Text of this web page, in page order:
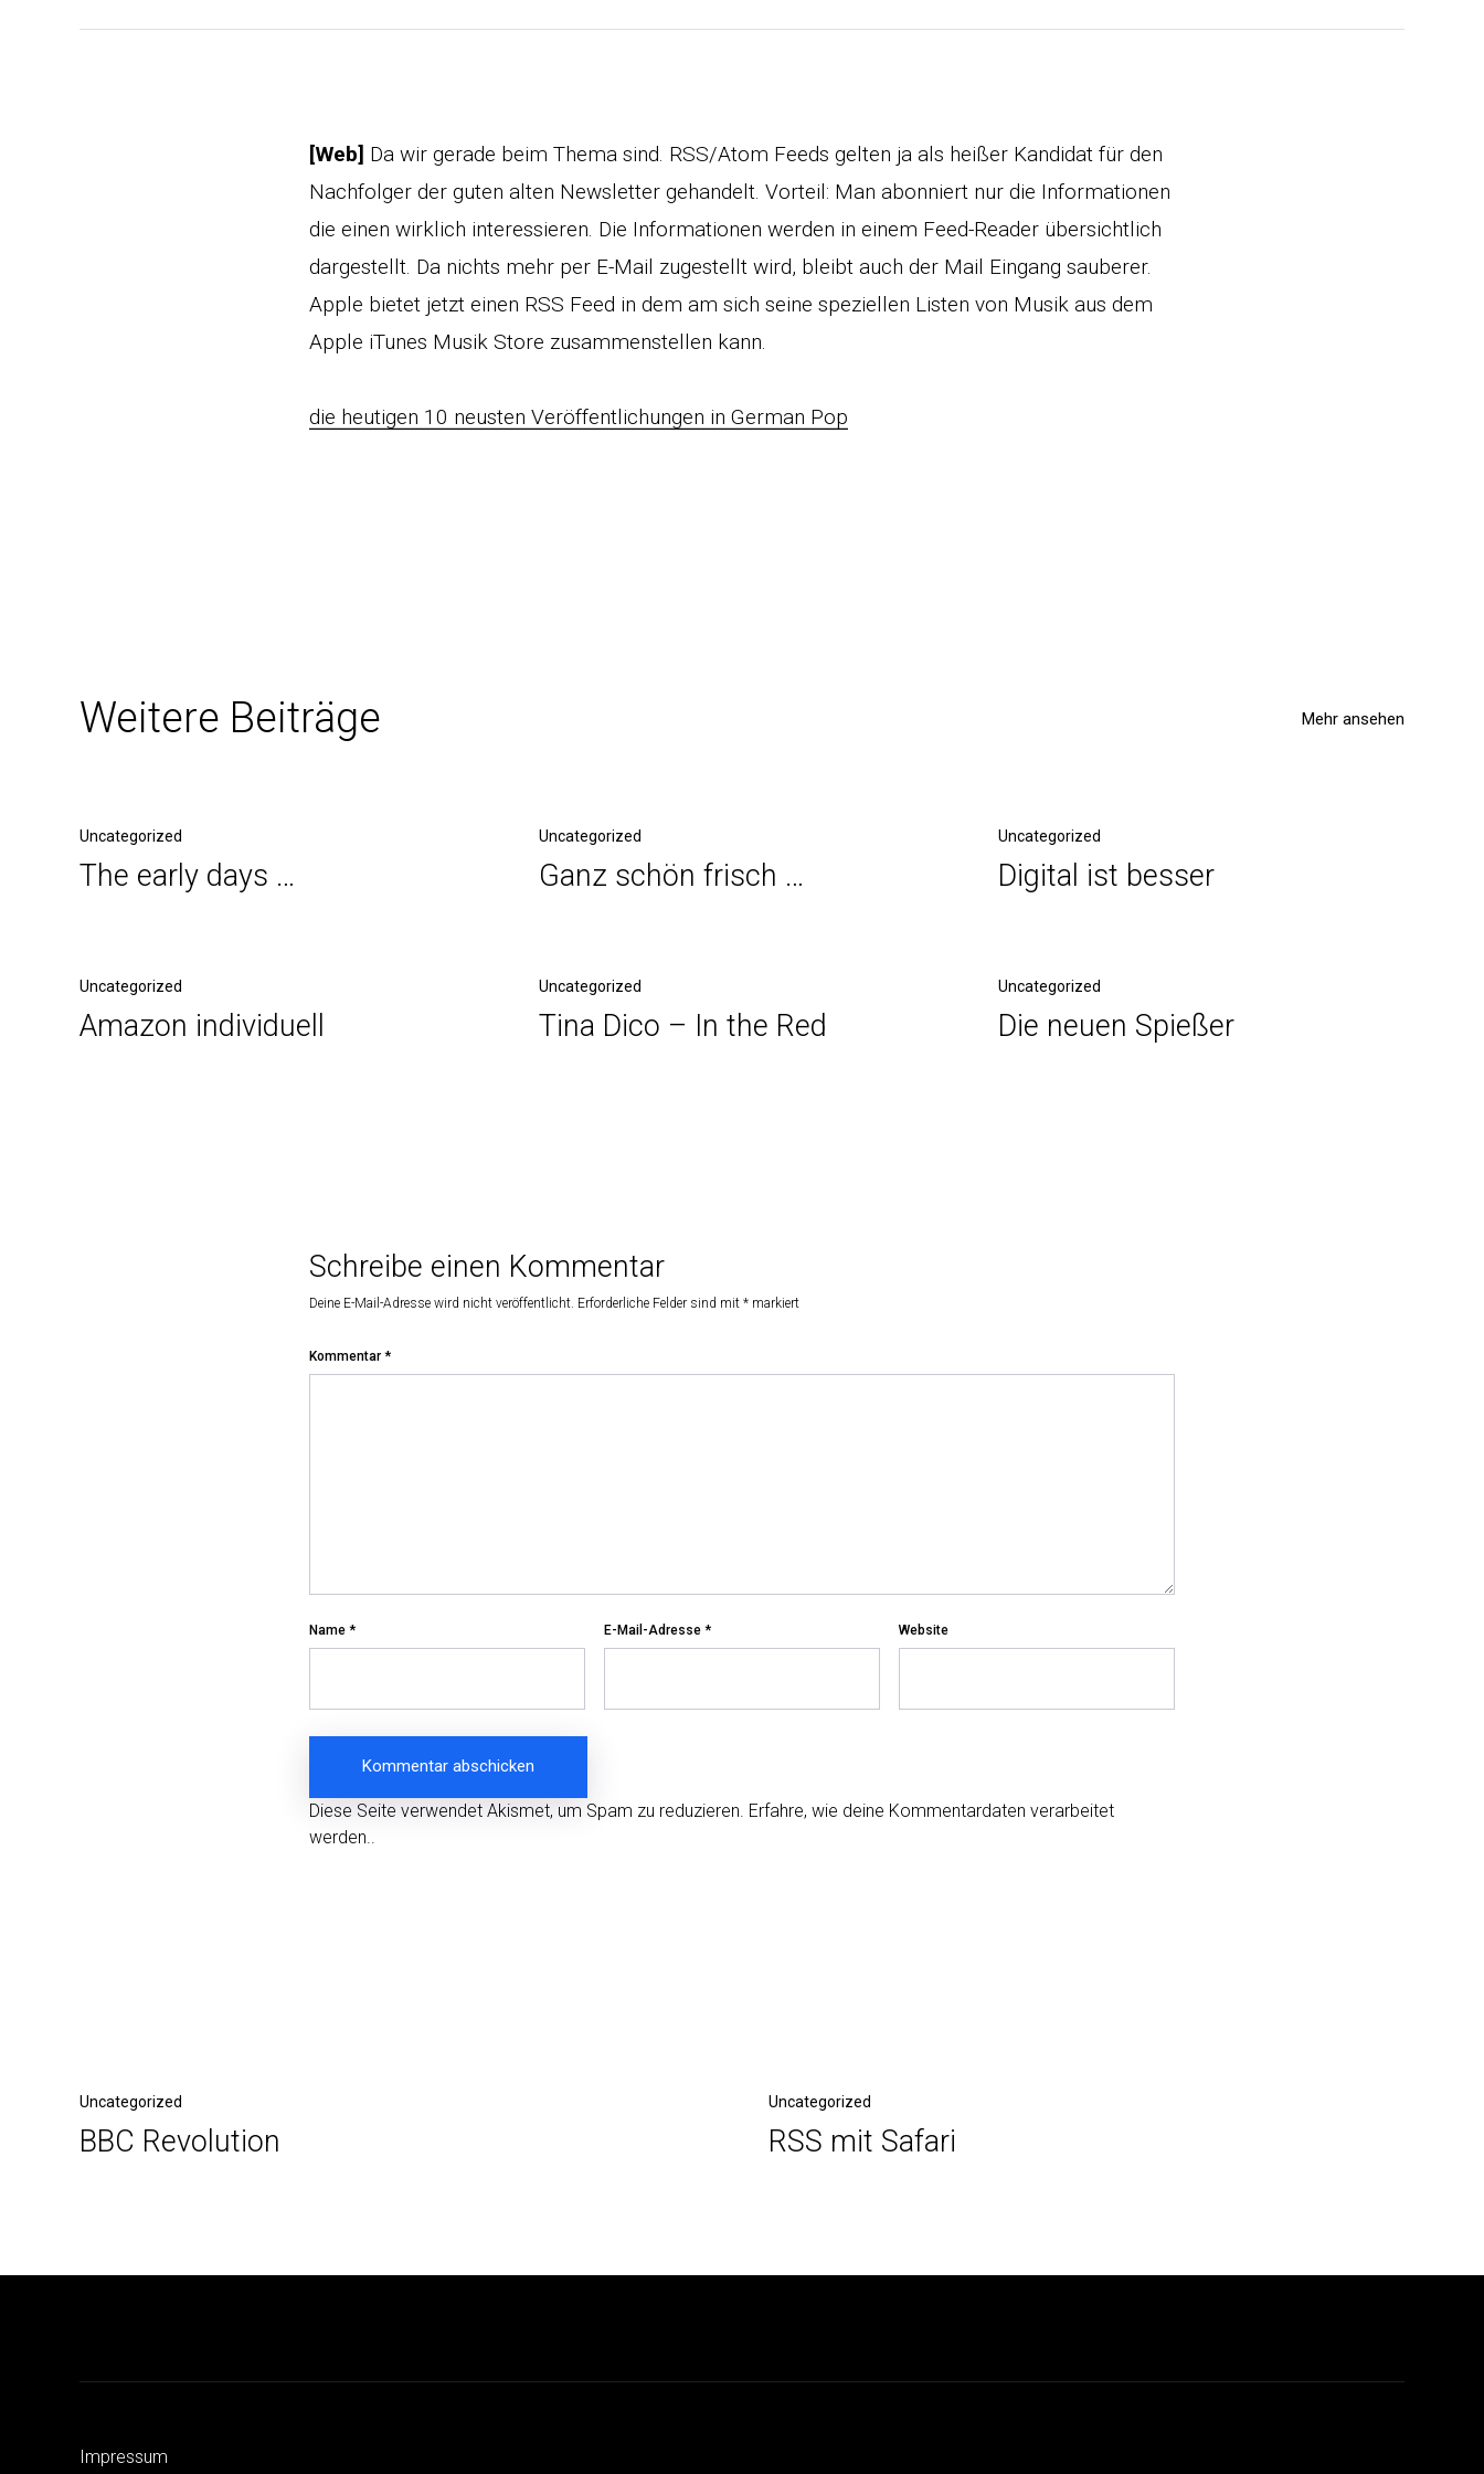
[Web] Da wir gerade beim Thema sind. RSS/Atom Feeds gelten ja als heißer Kandidat für den
Nachfolger der guten alten Newsletter gehandelt. Vorteil: Man abonniert nur die Informationen
die einen wirklich interessieren. Die Informationen werden in einem Feed-Reader übersichtlich
dargestellt. Da nichts mehr per E-Mail zugestellt wird, bleibt auch der Mail Eingang sauberer.
Apple bietet jetzt einen RSS Feed in dem am sich seine speziellen Listen von Musik aus dem
Apple iTunes Musik Store zusammenstellen kann.
die heutigen 10 neusten Veröffentlichungen in German Pop
Weitere Beiträge Mehr ansehen
Uncategorized
The early days …
Uncategorized
Ganz schön frisch …
Uncategorized
Digital ist besser
Uncategorized
Amazon individuell
Uncategorized
Tina Dico – In the Red
Uncategorized
Die neuen Spießer
Schreibe einen Kommentar
Deine E-Mail-Adresse wird nicht veröffentlicht. Erforderliche Felder sind mit * markiert
Kommentar *
Name * E-Mail-Adresse * Website
Diese Seite verwendet Akismet, um Spam zu reduzieren. Erfahre, wie deine Kommentardaten verarbeitet
werden..
Vorheriger
Beitrag
Uncategorized
BBC Revolution
Nächster
Beitrag
Uncategorized
RSS mit Safari
Impressum